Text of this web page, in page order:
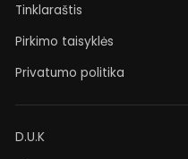
Tinklaraštis
Pirkimo taisyklės
Privatumo politika
D.U.K